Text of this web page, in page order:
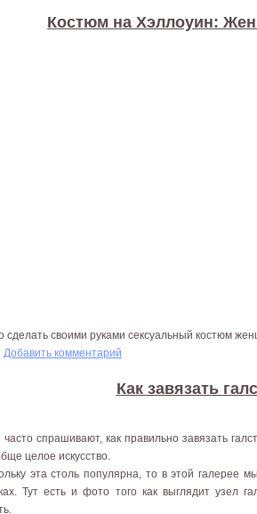
Костюм на Хэллоуин:
сделать своими руками сексуальный костюм
Женщина-кошка
Добавить комментарий
Как завязать
часто спрашивают, как правильно завязать
целое искусство.
эта столь популярна, то в этой галерее
Тут есть и фото того как выглядит узел